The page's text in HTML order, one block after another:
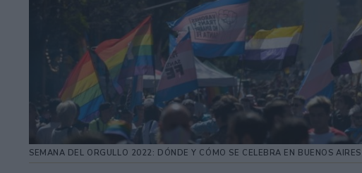
SEMANA DEL ORGULLO 2022: DÓNDE Y CÓMO SE CELEBRA EN BUENOS AIRES